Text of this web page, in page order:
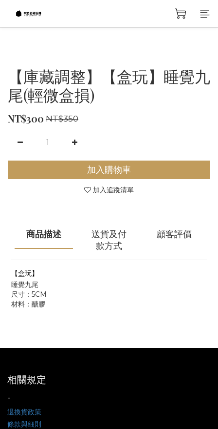
【庫藏調整】【盒玩】睡覺九
尾(輕微盒損)
NT$300 NT$350
加入購物車
加入追蹤清單
商品描述
送貨及付
款方式
顧客評價
【盒玩】
睡覺九尾
尺寸：5CM
材料：醣膠
相關規定
-
退換貨政策
條款與細則